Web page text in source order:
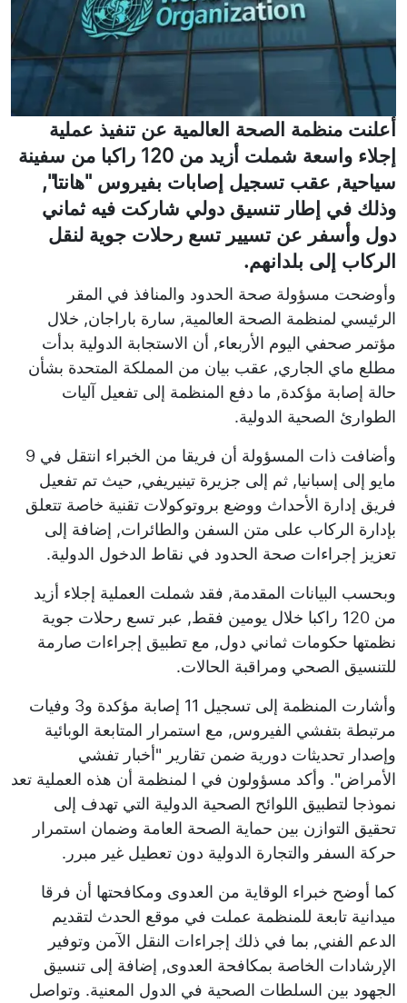
أعلنت منظمة الصحة العالمية عن تنفيذ عملية
إجلاء واسعة شملت أزيد من 120 راكبا من سفينة
سياحية, عقب تسجيل إصابات بفيروس "هانتا",
وذلك في إطار تنسيق دولي شاركت فيه ثماني
دول وأسفر عن تسيير تسع رحلات جوية لنقل
الركاب إلى بلدانهم.
وأوضحت مسؤولة صحة الحدود والمنافذ في المقر
الرئيسي لمنظمة الصحة العالمية, سارة باراجان, خلال
مؤتمر صحفي اليوم الأربعاء, أن الاستجابة الدولية بدأت
مطلع ماي الجاري, عقب بيان من المملكة المتحدة بشأن
حالة إصابة مؤكدة, ما دفع المنظمة إلى تفعيل آليات
الطوارئ الصحية الدولية.
وأضافت ذات المسؤولة أن فريقا من الخبراء انتقل في 9
مايو إلى إسبانيا, ثم إلى جزيرة تينيريفي, حيث تم تفعيل
فريق إدارة الأحداث ووضع بروتوكولات تقنية خاصة تتعلق
بإدارة الركاب على متن السفن والطائرات, إضافة إلى
تعزيز إجراءات صحة الحدود في نقاط الدخول الدولية.
وبحسب البيانات المقدمة, فقد شملت العملية إجلاء أزيد
من 120 راكبا خلال يومين فقط, عبر تسع رحلات جوية
نظمتها حكومات ثماني دول, مع تطبيق إجراءات صارمة
للتنسيق الصحي ومراقبة الحالات.
وأشارت المنظمة إلى تسجيل 11 إصابة مؤكدة و3 وفيات
مرتبطة بتفشي الفيروس, مع استمرار المتابعة الوبائية
وإصدار تحديثات دورية ضمن تقارير "أخبار تفشي
الأمراض". وأكد مسؤولون في ا لمنظمة أن هذه العملية تعد
نموذجا لتطبيق اللوائح الصحية الدولية التي تهدف إلى
تحقيق التوازن بين حماية الصحة العامة وضمان استمرار
حركة السفر والتجارة الدولية دون تعطيل غير مبرر.
كما أوضح خبراء الوقاية من العدوى ومكافحتها أن فرقا
ميدانية تابعة للمنظمة عملت في موقع الحدث لتقديم
الدعم الفني, بما في ذلك إجراءات النقل الآمن وتوفير
الإرشادات الخاصة بمكافحة العدوى, إضافة إلى تنسيق
الجهود بين السلطات الصحية في الدول المعنية. وتواصل